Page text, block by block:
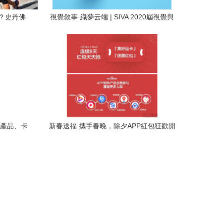
史丹佛
視覺敘事·織夢云端 | SIVA 2020屆視覺與
品、卡
新春送福 攜手春晚，除夕APP紅包狂歡開